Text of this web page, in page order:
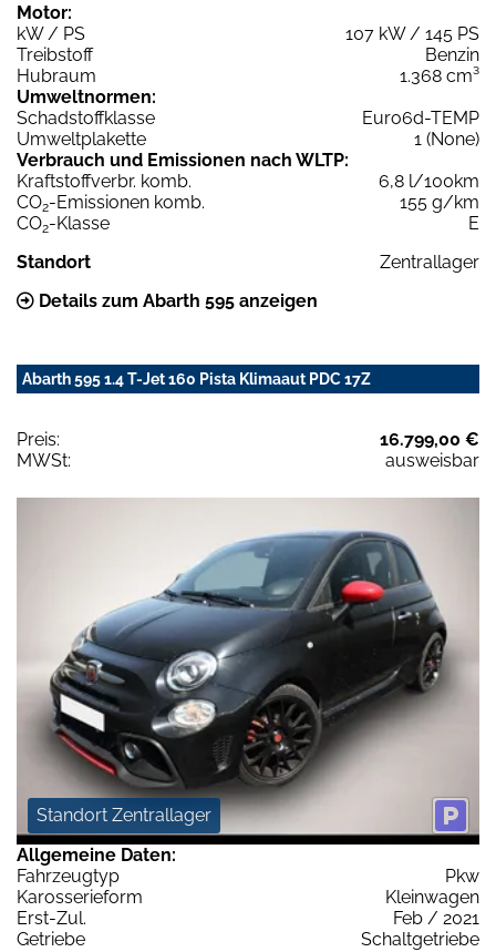
Motor:
kW / PS
107 kW / 145 PS
Treibstoff
Benzin
Hubraum
1.368 cm³
Umweltnormen:
Schadstoffklasse
Euro6d-TEMP
Umweltplakette
1 (None)
Verbrauch und Emissionen nach WLTP:
Kraftstoffverbr. komb.
6,8 l/100km
CO2-Emissionen komb.
155 g/km
CO2-Klasse
E
Standort
Zentrallager
Details zum Abarth 595 anzeigen
Abarth 595 1.4 T-Jet 160 Pista Klimaaut PDC 17Z
Preis:
16.799,00 €
MWSt:
ausweisbar
Standort Zentrallager
Allgemeine Daten:
Fahrzeugtyp
Pkw
Karosserieform
Kleinwagen
Erst-Zul.
Feb / 2021
Getriebe
Schaltgetriebe